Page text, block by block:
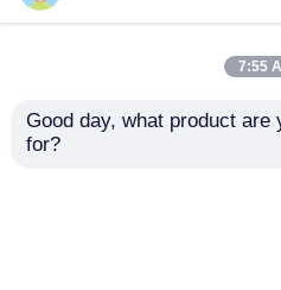
7:55
Good day, what product are
for?